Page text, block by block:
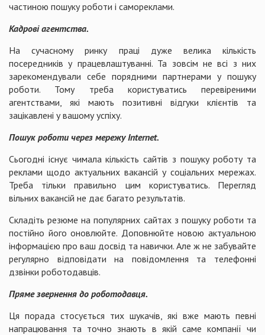
частиною пошуку роботи і самореклами.
Кадрові агентства.
На сучасному ринку праці дуже велика кількість
посередників у працевлаштуванні. Та зовсім не всі з них
зарекомендували себе порядними партнерами у пошуку
роботи. Тому треба користуватись перевіреними
агентствами, які мають позитивні відгуки клієнтів та
зацікавлені у вашому успіху.
Пошук роботи через мережу Internet.
Сьогодні існує чимала кількість сайтів з пошуку роботу та
реклами щодо актуальних вакансій у соціальних мережах.
Треба тільки правильно цим користуватись. Перегляд
вільних вакансій не дає багато результатів.
Складіть резюме на популярних сайтах з пошуку роботи та
постійно його оновлюйте. Доповнюйте новою актуальною
інформацією про ваш досвід та навички. Але ж не забувайте
регулярно відповідати на повідомлення та телефонні
дзвінки роботодавців.
Пряме звернення до роботодавця.
Ця порада стосується тих шукачів, які вже мають певні
напрацювання та точно знають в якій саме компанії чи